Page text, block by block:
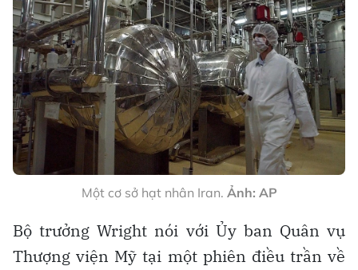
Một cơ sở hạt nhân Iran. Ảnh: AP
Bộ trưởng Wright nói với Ủy ban Quân vụ
Thượng viện Mỹ tại một phiên điều trần về